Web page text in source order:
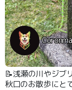
📝浅瀬の川やジブ
秋口のお散歩にと